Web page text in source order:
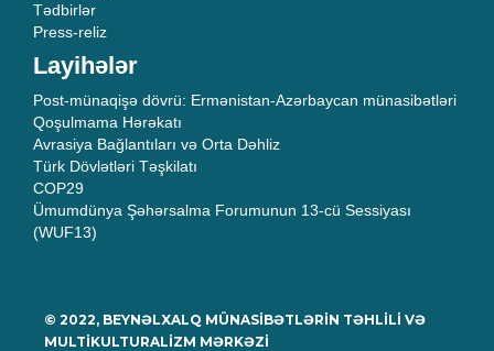
Tədbirlər
Press-reliz
Layihələr
Post-münaqişə dövrü: Ermənistan-Azərbaycan münasibətləri
Qoşulmama Hərəkatı
Avrasiya Bağlantıları və Orta Dəhliz
Türk Dövlətləri Təşkilatı
COP29
Ümumdünya Şəhərsalma Forumunun 13-cü Sessiyası
(WUF13)
© 2022, BEYNƏLXALQ MÜNASİBƏTLƏRİN TƏHLİLİ VƏ
MULTİKULTURALİZM MƏRKƏZİ